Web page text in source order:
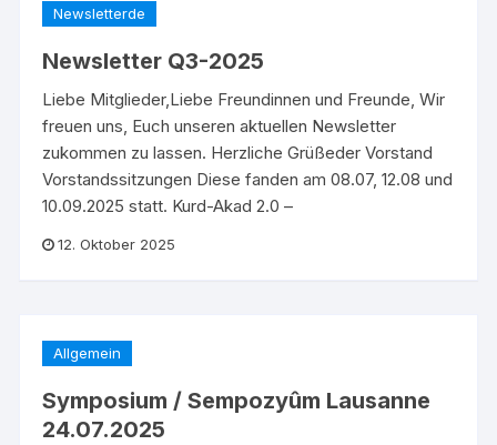
Newsletterde
Newsletter Q3-2025
Liebe Mitglieder,Liebe Freundinnen und Freunde, Wir
freuen uns, Euch unseren aktuellen Newsletter
zukommen zu lassen. Herzliche Grüßeder Vorstand
Vorstandssitzungen Diese fanden am 08.07, 12.08 und
10.09.2025 statt. Kurd-Akad 2.0 –
12. Oktober 2025
Allgemein
Symposium / Sempozyûm Lausanne
24.07.2025